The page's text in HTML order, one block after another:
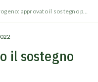
Idrogeno: approvato il sostegno pubblico alla filiera
il sostegno